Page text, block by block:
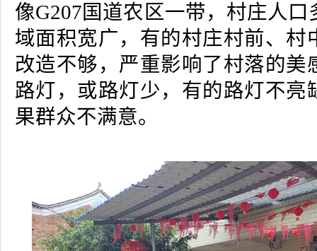
像G207国道农区一带，村庄人
域面积宽广，有的村庄村前、村
改造不够，严重影响了村落的美
路灯，或路灯少，有的路灯不亮
果群众不满意。